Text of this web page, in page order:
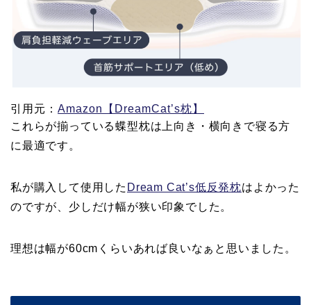
引用元： Amazon【DreamCat’s枕】
これらが揃っている蝶型枕は上向き・横向きで寝る方
に最適です。
私が購入して使用した Dream Cat’s低反発枕はよかった
のですが、少しだけ幅が狭い印象でした。
理想は幅が60cmくらいあれば良いなぁと思いました。